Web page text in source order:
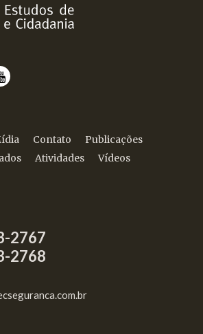
Contato
Publicações
Atividades Vídeos
2767
2768